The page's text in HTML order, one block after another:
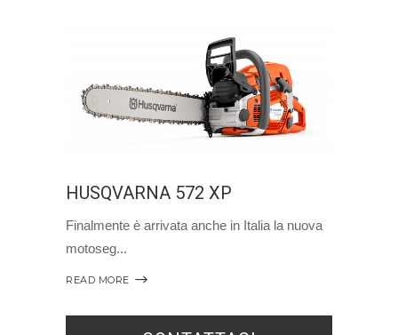
HUSQVARNA 572 XP
Finalmente è arrivata anche in Italia la nuova
motoseg
READ MORE